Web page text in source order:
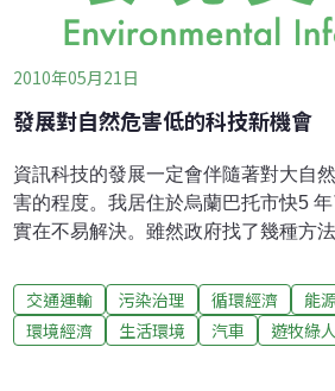
2010年05月21日
發展對自然危害低的科技新機會
資訊科技的發展一定會伴隨著對大自
害的程度。我居住於烏蘭巴托市快5
實在不易解決。雖然政府找了幾種方
氣與蒙古包區排出的煙霧。據研究報
的90%，而汽車排放的廢氣則佔10%
論，也討論出能夠全面解決這個問題
交通運輸 污染治理 循環經濟 能
環境經濟
生活環境 汽車 遊牧綠